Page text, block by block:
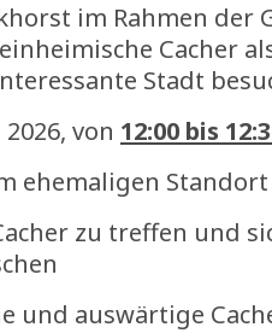
im Rahmen der
Cacher
Stadt
von 12:00 bis
ehemaligen
zu treffen und
und auswärtige